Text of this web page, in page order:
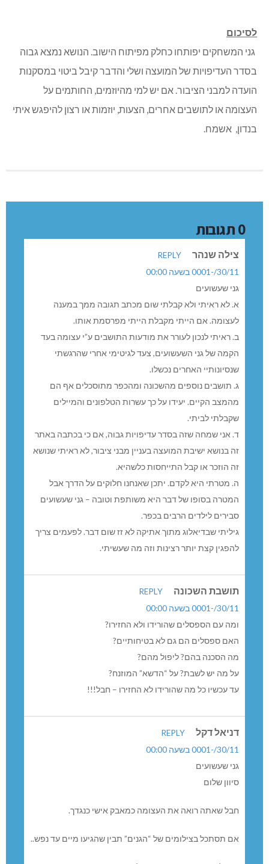
לסיכום
גני המשחקים יפותחו כחלק מפיתוח הישוב. הנושא נמצא גבוה
בסדר העדיפויות של המועצה ושלי והדבר קיבל ביטוי במסקנות
הועדה למבני הציבור. אם יש למי מהיוזמים, החותמים על
העצומה או לתושבים אחרים, הצעות, יוזמות או רצון להיפגש איתי
בנדון, אשמח.
0 תגובות
צילה שנהר
REPLY
30/11/-0001 בשעה 00:00
גני שעשועים
א. לא ראיתי ולא קבלתי שום מכתב תגובה ממך במענה
לעצומה. אם הייתי מקבלת הייתי מפרסמת אותו.
ב. ראיתי לנכון לעורר את מודעות התושבים ע”י עצומה בעד
הקמה של גני השעשועים, צעד לגיטימי אחרי שהרגשתי
שנסיונותיי האחרים נכשלו.
ג. תושבים נוספים מהשכונה ומהכפר מתוסכלים אף הם
מהמצב הקיים. יעידו על כך עשרות הטלפונים והמיילים
שקבלתי לביתי.
ד. אני שמחה שזה בסדר עדיפויות גבוה, אם כי בכתבה באתר
זה בנושא ישיבת המועצה בעניין מבני ציבור, לא ראיתי שנושא
זה הוזכר או קבל התייחסות כלשהיא.
ה. מטרתי היא לקדם. יתכן שאנחנו חלוקים על הדרך אבל
המטרה בסופו של דבר היא משותפת וטובה – גני שעשועים
סבירים לילדים הרבים בכפר.
גיליתי שבדיאלוג מתוך אתיקה לא זז שום דבר. לפעמים צריך
להפגין קצת יותר רצינות וזה מה שעשיתי.
תושבת השכונה
REPLY
30/11/-0001 בשעה 00:00
ומה עם הספסלים שהורידו ולא החזירו?
האם ספסלים הם גם לא בטיחותיים?
מה הסכנה בהם? ליפול מהם?
על מה יש לשבת? על “הדשא” המוזנח?
עד עכשיו כל מה שהורידו לא החזירו – חבל!!!
דניאל דקל
REPLY
30/11/-0001 בשעה 00:00
גני שעשועים
סיוון שלום
חבל שאתה רואה את העצומה כמאבק אישי כנגדך.
אם תסתכל בצילומים של “הגנים” תבין שהגיעו מיים עד נפש..